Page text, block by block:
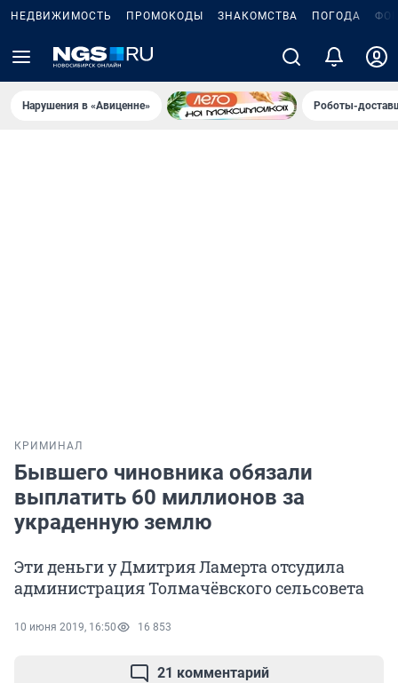
НЕДВИЖИМОСТЬ ПРОМОКОДЫ ЗНАКОМСТВА ПОГОДА
Нарушения в «Авиценне» Роботы-
КРИМИНАЛ
Бывшего чиновника обязали
выплатить 60 миллионов за
украденную землю
Эти деньги у Дмитрия Ламерта отсудила
администрация Толмачёвского сельсовета
10 июня 2019, 16:50 16 853
21 комментарий